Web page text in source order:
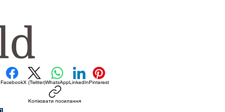
FacebookX (Twitter)WhatsAppLinkedInPinterest
Копіювати посилання